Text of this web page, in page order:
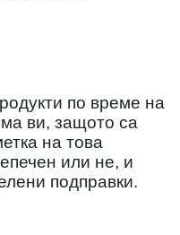
по време на
ви, защото са
на това
или не, и
подправки.